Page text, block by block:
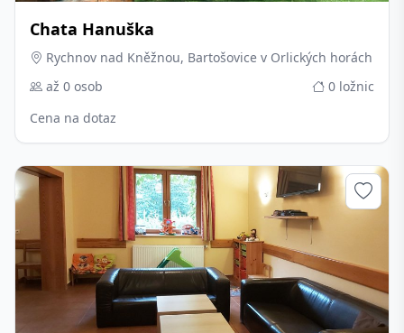
Chata Hanuška
Rychnov nad Kněžnou, Bartošovice v Orlických horách
až 0 osob
0 ložnic
Cena na dotaz